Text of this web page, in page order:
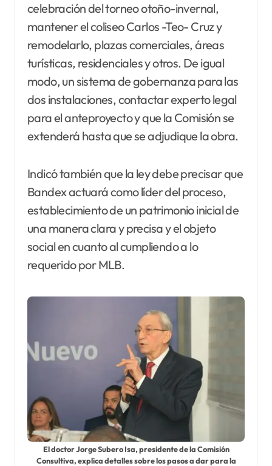
celebración del torneo otoño-invernal,
mantener el coliseo Carlos -Teo- Cruz y
remodelarlo, plazas comerciales, áreas
turísticas, residenciales y otros. De igual
modo, un sistema de gobernanza para las
dos instalaciones, contactar experto legal
para el anteproyecto y que la Comisión se
extenderá hasta que se adjudique la obra.
Indicó también que la ley debe precisar que
Bandex actuará como líder del proceso,
establecimiento de un patrimonio inicial de
una manera clara y precisa y el objeto
social en cuanto al cumpliendo a lo
requerido por MLB.
El doctor Jorge Subero Isa, presidente de la Comisión
Consultiva, explica detalles sobre los pasos a dar para la